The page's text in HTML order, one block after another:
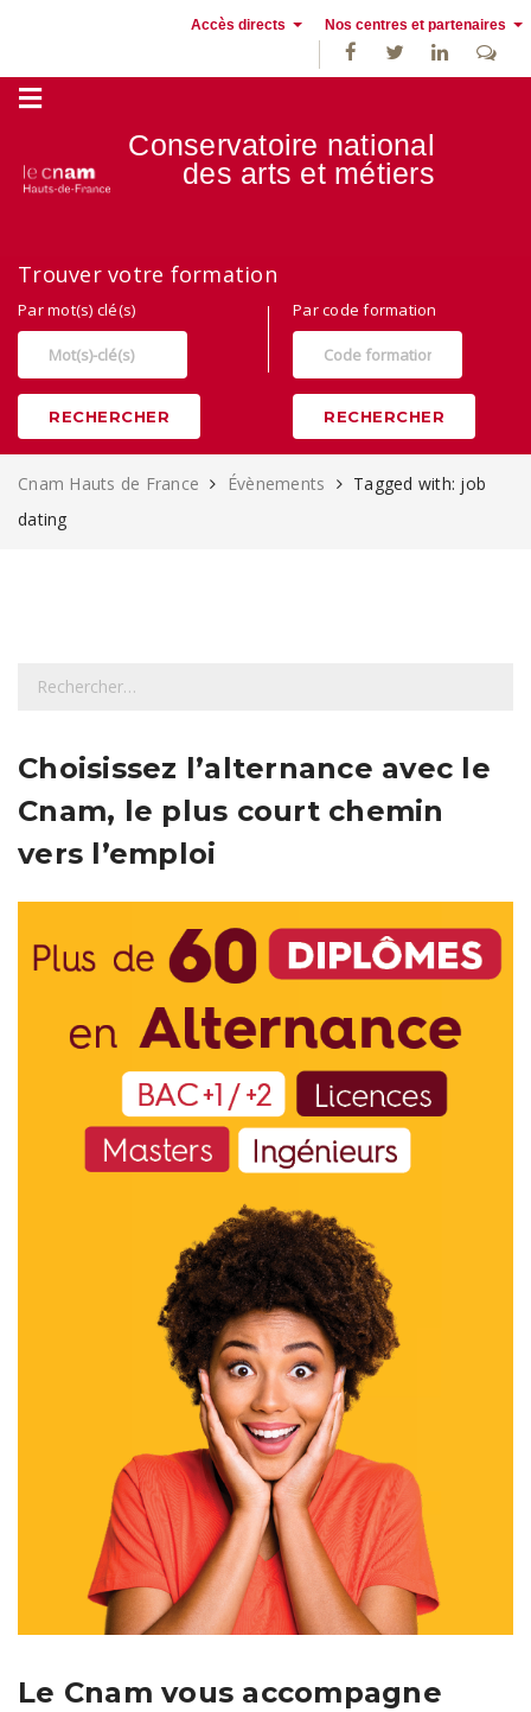
Accès directs Nos centres et partenaires
France
Conservatoire national
des arts et métiers
Trouver votre formation
Par mot(s) clé(s)
RECHERCHER
Par code formation
RECHERCHER
Cnam Hauts de France Évènements
Tagged with: job
dating
h
r
c
e
Choisissez l’alternance avec le
Cnam, le plus court chemin
vers l’emploi
Le Cnam vous accompagne